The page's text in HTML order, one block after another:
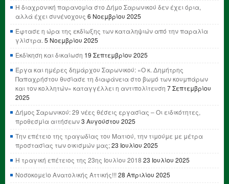
Η διαχρονική παρανομία στο Δήμο Σαρωνικού δεν έχει όρια,
αλλά έχει συνένοχους 6 Νοεμβρίου 2025
Έφτασε η ώρα της εκδίωξης των καταληψιών από την παραλία
γλίστρα. 5 Νοεμβρίου 2025
Εκδίκηση και δικαίωση 19 Σεπτεμβρίου 2025
Έργα και ημέρες δημάρχου Σαρωνικού: «Ο κ. Δημήτρης
Παπαχρήστου θυσίασε τη διαφάνεια στο βωμό των κουμπάρων
και τον κολλητών» καταγγέλλει η αντιπολίτευση 7 Σεπτεμβρίου
2025
Δήμος Σαρωνικού: 29 νέες θέσεις εργασίας – Οι ειδικότητες,
προθεσμία αιτήσεων3 Αυγούστου 2025
Την επέτειο της τραγωδίας του Ματιού, την τιμούμε με μέτρα
προστασίας των οικισμών μας;23 Ιουλίου 2025
Η τραγική επέτειος της 23ης Ιουλίου 2018 23 Ιουλίου 2025
Νοσοκομείο Ανατολικής Αττικής!!! 28 Απριλίου 2025